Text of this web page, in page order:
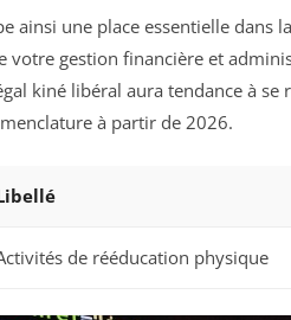
ainsi une place essentielle
votre gestion financière et
kiné libéral aura tendance à
à partir de 2026.
de rééducation physique